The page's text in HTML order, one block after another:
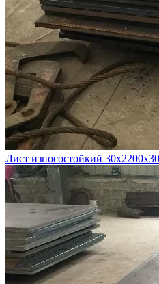
Лист износостойкий